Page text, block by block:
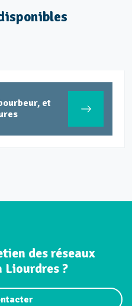
et ouvrages
des réseaux
?